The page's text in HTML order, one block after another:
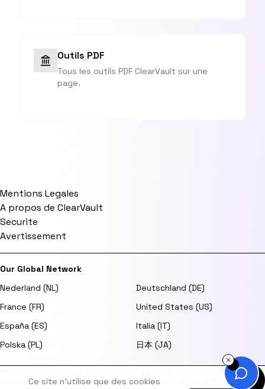
Outils PDF
Tous les outils PDF ClearVault sur une
page.
Mentions Legales
A propos de ClearVault
Securite
Avertissement
Our Global Network
Nederland (NL)
Deutschland (DE)
France (FR)
United States (US)
España (ES)
Italia (IT)
Polska (PL)
日本 (JA)
Polski
Svenska ·Dansk Norsk ·Suomi 日本語 ·한국어 Türkçe
Ce site n'utilise que des cookies